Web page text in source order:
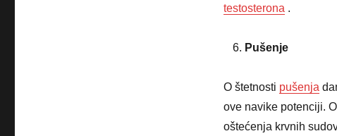
testosterona .
Pušenje
O štetnosti pušenja
ove navike potenciji.
oštećenja krvnih